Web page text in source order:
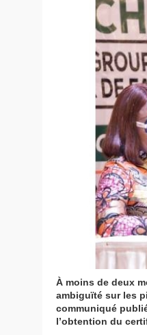
À moins de deux
ambiguïté sur les
communiqué
l’obtention du